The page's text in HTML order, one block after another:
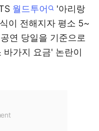
월드투어
'아리랑
이 전해지자 평소 5~
연 당일을 기준으로
바가지 요금' 논란이